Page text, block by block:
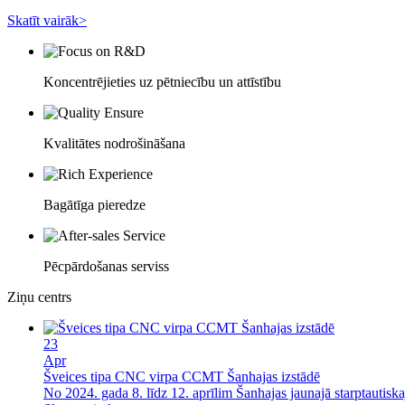
Skatīt vairāk>
Koncentrējieties uz pētniecību un attīstību
Kvalitātes nodrošināšana
Bagātīga pieredze
Pēcpārdošanas serviss
Ziņu centrs
23
Apr
Šveices tipa CNC virpa CCMT Šanhajas izstādē
No 2024. gada 8. līdz 12. aprīlim Šanhajas jaunajā